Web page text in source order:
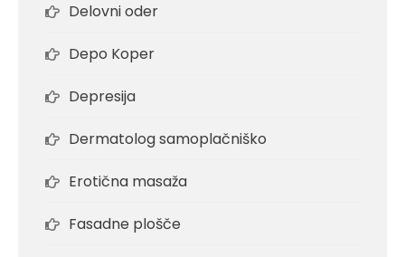
Delovni oder
Depo Koper
Depresija
Dermatolog samoplačniško
Erotična masaža
Fasadne plošče